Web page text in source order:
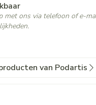
met ons via telefoon of e-
van Podartis